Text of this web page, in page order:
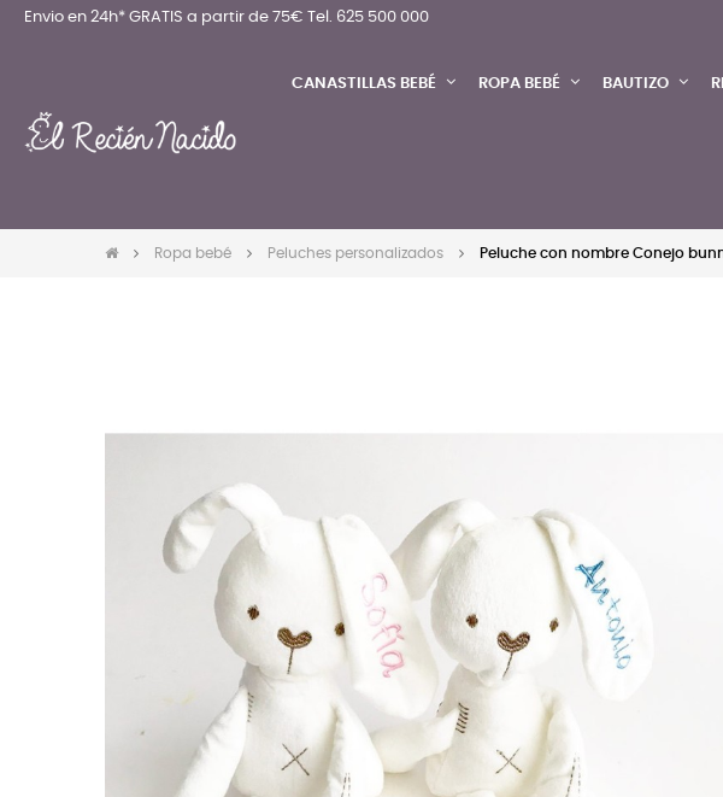
Envio en 24h* GRATIS a partir de 75€ Tel. 625 500 000
CANASTILLAS BEBÉ ROPA BEBÉ BAUTIZO
Ropa bebé Peluches personalizados Peluche con nombre Conejo